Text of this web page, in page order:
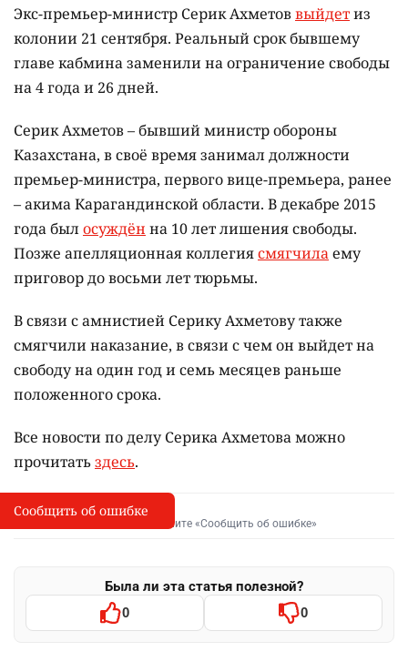
Экс-премьер-министр Серик Ахметоввыйдетиз
колонии 21 сентября. Реальный срок бывшему
главе кабмина заменили на ограничение свободы
на 4 года и 26 дней.
Серик Ахметов – бывший министр обороны
Казахстана, в своё время занимал должности
премьер-министра, первого вице-премьера, ранее
– акима Карагандинской области. В декабре 2015
года былосуждён на 10 лет лишения свободы.
Позже апелляционная коллегиясмягчилаему
приговор до восьми лет тюрьмы.
В связи с амнистией Серику Ахметову также
смягчили наказание, в связи с чем он выйдет на
свободу на один год и семь месяцев раньше
положенного срока.
Все новости по делу Серика Ахметова можно
прочитатьздесь.
I
Сообщить об опечатке
Выделите фрагмент и нажмите «Сообщить об ошибке»
Была ли эта статья полезной?
0 0
Сообщить об ошибке